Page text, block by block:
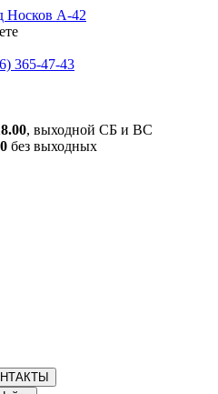
365-47-43
, выходной СБ и ВС
без выходных